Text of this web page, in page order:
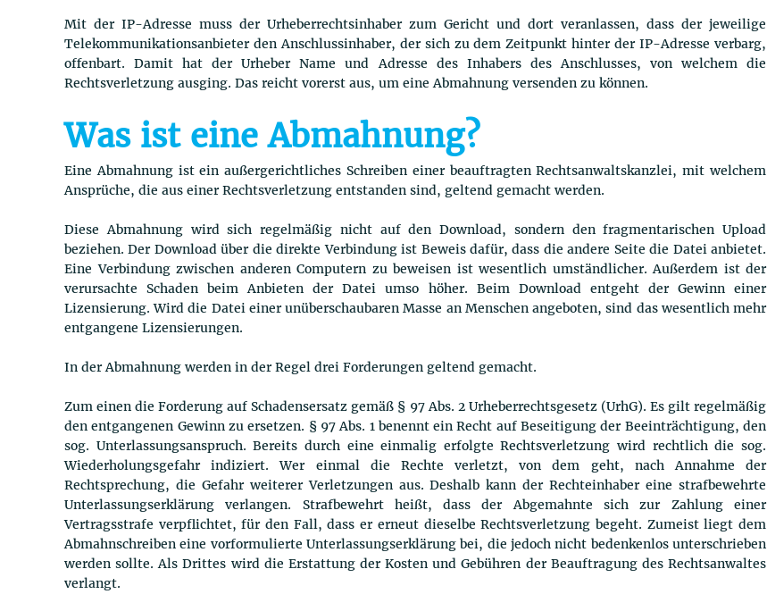
Mit der IP-Adresse muss der Urheberrechtsinhaber zum Gericht und dort veranlassen, dass der jeweilige
Telekommunikationsanbieter den Anschlussinhaber, der sich zu dem Zeitpunkt hinter der IP-Adresse verbarg,
offenbart. Damit hat der Urheber Name und Adresse des Inhabers des Anschlusses, von welchem die
Rechtsverletzung ausging. Das reicht vorerst aus, um eine Abmahnung versenden zu können.
Was ist eine Abmahnung?
Eine Abmahnung ist ein außergerichtliches Schreiben einer beauftragten Rechtsanwaltskanzlei, mit welchem
Ansprüche, die aus einer Rechtsverletzung entstanden sind, geltend gemacht werden.
Diese Abmahnung wird sich regelmäßig nicht auf den Download, sondern den fragmentarischen Upload
beziehen. Der Download über die direkte Verbindung ist Beweis dafür, dass die andere Seite die Datei anbietet.
Eine Verbindung zwischen anderen Computern zu beweisen ist wesentlich umständlicher. Außerdem ist der
verursachte Schaden beim Anbieten der Datei umso höher. Beim Download entgeht der Gewinn einer
Lizensierung. Wird die Datei einer unüberschaubaren Masse an Menschen angeboten, sind das wesentlich mehr
entgangene Lizensierungen.
In der Abmahnung werden in der Regel drei Forderungen geltend gemacht.
Zum einen die Forderung auf Schadensersatz gemäß § 97 Abs. 2 Urheberrechtsgesetz (UrhG). Es gilt regelmäßig
den entgangenen Gewinn zu ersetzen. § 97 Abs. 1 benennt ein Recht auf Beseitigung der Beeinträchtigung, den
sog. Unterlassungsanspruch. Bereits durch eine einmalig erfolgte Rechtsverletzung wird rechtlich die sog.
Wiederholungsgefahr indiziert. Wer einmal die Rechte verletzt, von dem geht, nach Annahme der
Rechtsprechung, die Gefahr weiterer Verletzungen aus. Deshalb kann der Rechteinhaber eine strafbewehrte
Unterlassungserklärung verlangen. Strafbewehrt heißt, dass der Abgemahnte sich zur Zahlung einer
Vertragsstrafe verpflichtet, für den Fall, dass er erneut dieselbe Rechtsverletzung begeht. Zumeist liegt dem
Abmahnschreiben eine vorformulierte Unterlassungserklärung bei, die jedoch nicht bedenkenlos unterschrieben
werden sollte. Als Drittes wird die Erstattung der Kosten und Gebühren der Beauftragung des Rechtsanwaltes
verlangt.